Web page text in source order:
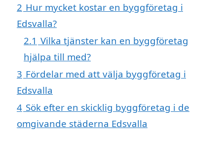
2 Hur mycket kostar en byggföretag i
Edsvalla?
2.1 Vilka tjänster kan en byggföretag
hjälpa till med?
3 Fördelar med att välja byggföretag i
Edsvalla
4 Sök efter en skicklig byggföretag i de
omgivande städerna Edsvalla